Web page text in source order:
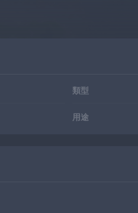
類型
用途